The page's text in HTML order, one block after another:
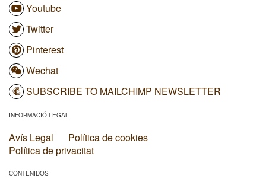
Youtube
Twitter
Pinterest
Wechat
SUBSCRIBE TO MAILCHIMP NEWSLETTER
INFORMACIÓ LEGAL
Avís Legal
Política de cookies
Política de privacitat
CONTENIDOS